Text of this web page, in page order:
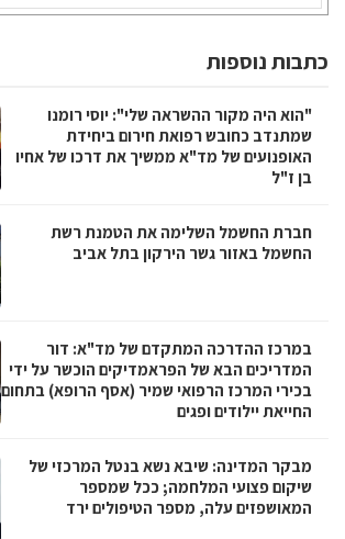
כתבות נוספות
"הוא היה מקור ההשראה שלי": יוסי רומנו
שמתנדב כחובש רפואת חירום ביחידת
האופנועים של מד"א ממשיך את דרכו של אחיו
בן ז"ל
חברת החשמל השלימה את הטמנת רשת
החשמל באזור גשר הירקון בתל אביב
במרכז ההדרכה המתקדם של מד"א: דור
המדריכים הבא של הפראמדיקים הוכשר על ידי
בכירי המרכז הרפואי שמיר (אסף הרופא) בתחום
החייאת יילודים ופגים
מבקר המדינה: שיבא נשא בנטל המרכזי של
שיקום פצועי המלחמה; ככל שמספר
המאושפזים עלה, מספר הטיפולים ירד